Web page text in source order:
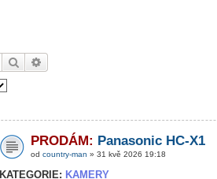
Hledat
PRODÁM: Panasonic HC-X1
od country-man » 31 kvě 2026 19:18
KATEGORIE: KAMERY